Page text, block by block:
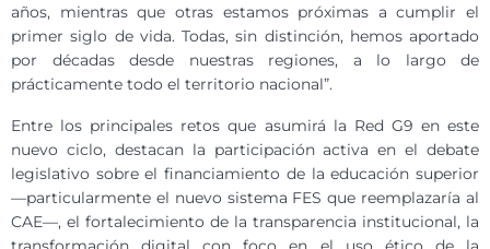
años, mientras que otras estamos próximas a cumplir el
primer siglo de vida. Todas, sin distinción, hemos aportado
por décadas desde nuestras regiones, a lo largo de
prácticamente todo el territorio nacional”.
Entre los principales retos que asumirá la Red G9 en este
nuevo ciclo, destacan la participación activa en el debate
legislativo sobre el financiamiento de la educación superior
—particularmente el nuevo sistema FES que reemplazaría al
CAE—, el fortalecimiento de la transparencia institucional, la